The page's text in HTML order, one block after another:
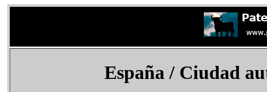
España/ Ciudad